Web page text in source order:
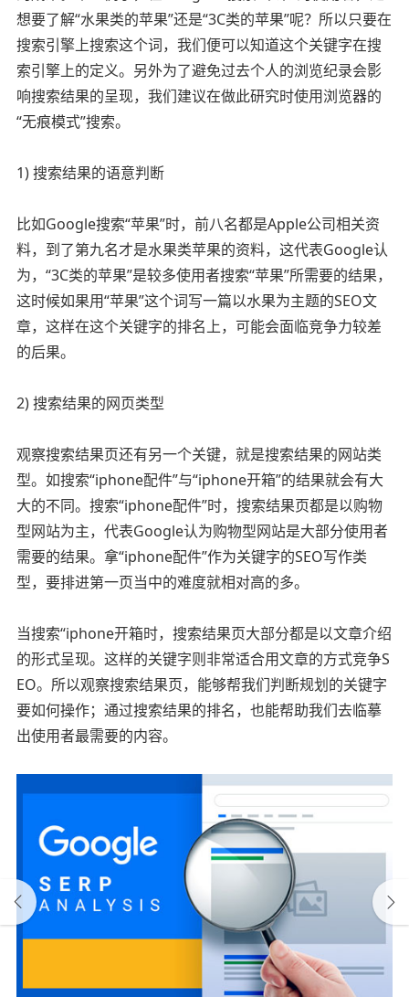
想要了解“水果类的苹果”还是“3C类的苹果”呢？所以只要在
搜索引擎上搜索这个词，我们便可以知道这个关键字在搜
索引擎上的定义。另外为了避免过去个人的浏览纪录会影
响搜索结果的呈现，我们建议在做此研究时使用浏览器的
“无痕模式”搜索。
1) 搜索结果的语意判断
比如Google搜索“苹果”时，前八名都是Apple公司相关资
料，到了第九名才是水果类苹果的资料，这代表Google认
为，“3C类的苹果”是较多使用者搜索“苹果”所需要的结果，
这时候如果用“苹果”这个词写一篇以水果为主题的SEO文
章，这样在这个关键字的排名上，可能会面临竞争力较差
的后果。
2) 搜索结果的网页类型
观察搜索结果页还有另一个关键，就是搜索结果的网站类
型。如搜索“iphone配件”与“iphone开箱”的结果就会有大
大的不同。搜索“iphone配件”时，搜索结果页都是以购物
型网站为主，代表Google认为购物型网站是大部分使用者
需要的结果。拿“iphone配件”作为关键字的SEO写作类
型，要排进第一页当中的难度就相对高的多。
当搜索“iphone开箱时，搜索结果页大部分都是以文章介绍
的形式呈现。这样的关键字则非常适合用文章的方式竞争S
EO。所以观察搜索结果页，能够帮我们判断规划的关键字
要如何操作；通过搜索结果的排名，也能帮助我们去临摹
出使用者最需要的内容。